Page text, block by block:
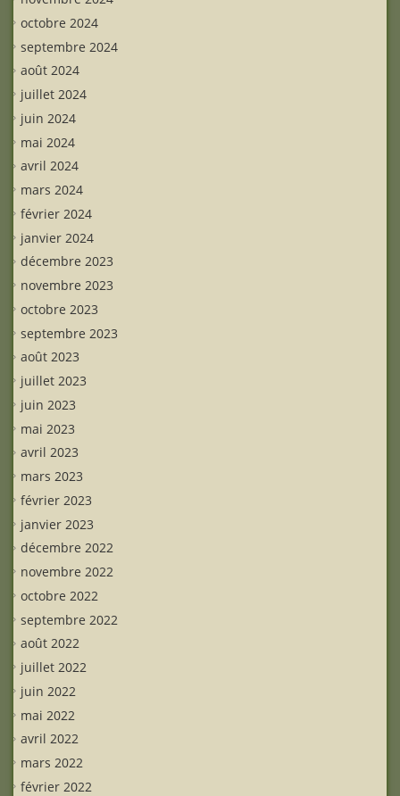
octobre 2024
septembre 2024
août 2024
juillet 2024
juin 2024
mai 2024
avril 2024
mars 2024
février 2024
janvier 2024
décembre 2023
novembre 2023
octobre 2023
septembre 2023
août 2023
juillet 2023
juin 2023
mai 2023
avril 2023
mars 2023
février 2023
janvier 2023
décembre 2022
novembre 2022
octobre 2022
septembre 2022
août 2022
juillet 2022
juin 2022
mai 2022
avril 2022
mars 2022
février 2022